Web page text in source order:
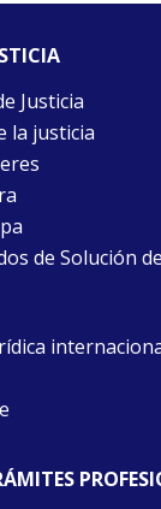
Justicia
la justicia
de Solución de